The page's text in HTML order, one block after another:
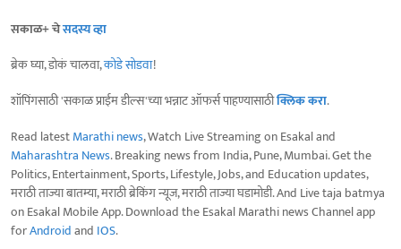
सकाळ+ चेसदस्य व्हा
ब्रेक घ्या, डोकं चालवा,कोडे सोडवा!
शॉपिंगसाठी 'सकाळ प्राईम डील्स'च्या भन्नाट ऑफर्स पाहण्यासाठीक्लिक करा.
Read latestMarathi news, Watch Live Streaming on Esakal and
Maharashtra News. Breaking news from India, Pune, Mumbai. Get the
Politics, Entertainment, Sports, Lifestyle, Jobs, and Education updates,
मराठी ताज्या बातम्या, मराठी ब्रेकिंग न्यूज, मराठी ताज्या घडामोडी. And Live taja batmya
on Esakal Mobile App. Download the Esakal Marathi news Channel app
forAndroidand IOS.